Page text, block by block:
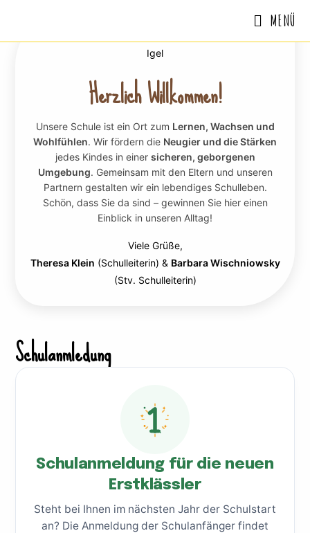
MENÜ
Herzlich Willkommen!
Unsere Schule ist ein Ort zum Lernen, Wachsen und
Wohlfühlen. Wir fördern die Neugier und die Stärken
jedes Kindes in einer sicheren, geborgenen
Umgebung. Gemeinsam mit den Eltern und unseren
Partnern gestalten wir ein lebendiges Schulleben.
Schön, dass Sie da sind – gewinnen Sie hier einen
Einblick in unseren Alltag!
Viele Grüße,
Theresa Klein (Schulleiterin) & Barbara Wischniowsky
(Stv. Schulleiterin)
Schulanmledung
Schulanmeldung für die neuen
Erstklässler
Steht bei Ihnen im nächsten Jahr der Schulstart
an? Die Anmeldung der Schulanfänger findet